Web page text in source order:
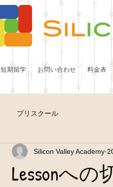
短期留学 お問い合わせ 料金表
プリスクール
Lessonへの
Silicon Valley Academy